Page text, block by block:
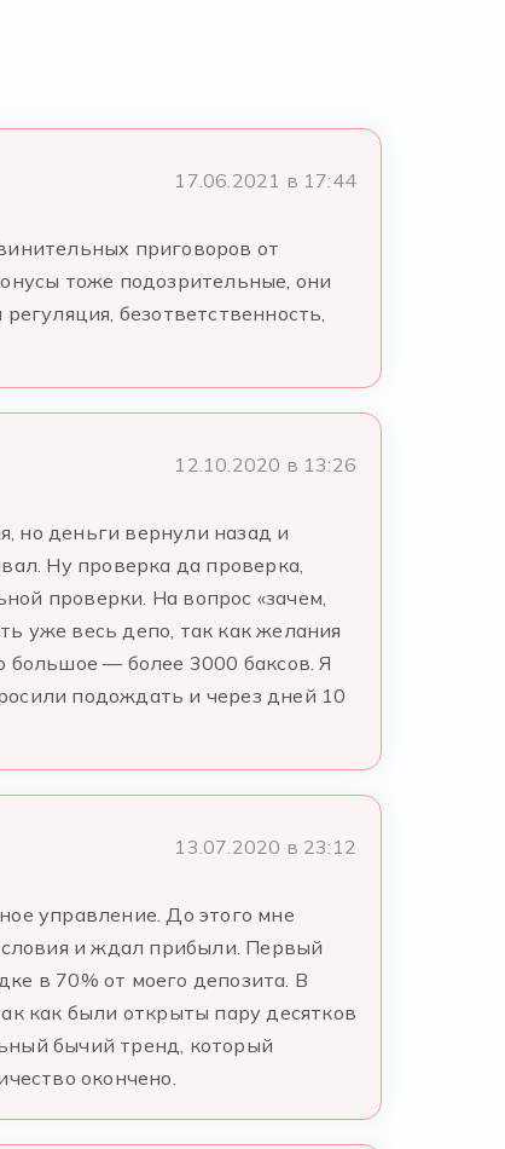
17.06.2021 в 17:44
приговоров от
тоже подозрительные, они
безответственность,
12.10.2020 в 13:26
но деньги вернули назад и
Ну проверка да проверка,
проверки. На вопрос «зачем,
уже весь депо, так как желания
большое — более 3000 баксов. Я
подождать и через дней 10
13.07.2020 в 23:12
управление. До этого мне
и ждал прибыли. Первый
в 70% от моего депозита. В
как были открыты пару десятков
бычий тренд, который
окончено.